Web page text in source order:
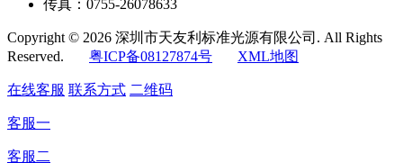
传真：0755-26078633
Copyright © 2026 深圳市天友利标准光源有限公司. All Rights
Reserved. 粤ICP备08127874号 XML地图
在线客服 联系方式 二维码
客服一
客服二